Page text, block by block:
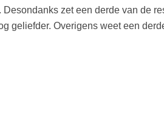
zet een derde van de
geliefder. Overigens weet een